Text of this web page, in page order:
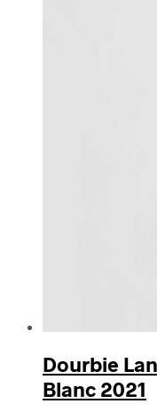
Dourbie
Blanc 2021